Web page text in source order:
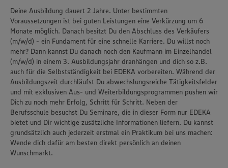
Deine Ausbildung dauert 2 Jahre. Unter bestimmten
Voraussetzungen ist bei guten Leistungen eine Verkürzung um 6
Monate möglich. Danach besitzt Du den Abschluss des Verkäufers
(m/w/d) - ein Fundament für eine schnelle Karriere. Du willst noch
mehr? Dann kannst Du danach noch den Kaufmann im Einzelhandel
(m/w/d) in einem 3. Ausbildungsjahr dranhängen und dich so z.B.
auch für die Selbstständigkeit bei EDEKA vorbereiten. Während der
Ausbildungszeit durchläufst Du abwechslungsreiche Tätigkeitsfelder
und mit exklusiven Aus- und Weiterbildungsprogrammen pushen wir
Dich zu noch mehr Erfolg, Schritt für Schritt. Neben der
Berufsschule besuchst Du Seminare, die in dieser Form nur EDEKA
bietet und Dir wichtige zusätzliche Informationen liefern. Du kannst
grundsätzlich auch jederzeit erstmal ein Praktikum bei uns machen:
Wende dich dafür am besten direkt persönlich an deinen
Wunschmarkt.